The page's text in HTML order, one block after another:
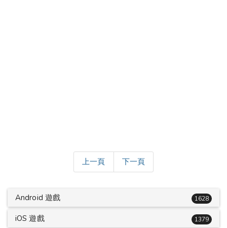
上一頁 下一頁
Android 遊戲 1628
iOS 遊戲 1379